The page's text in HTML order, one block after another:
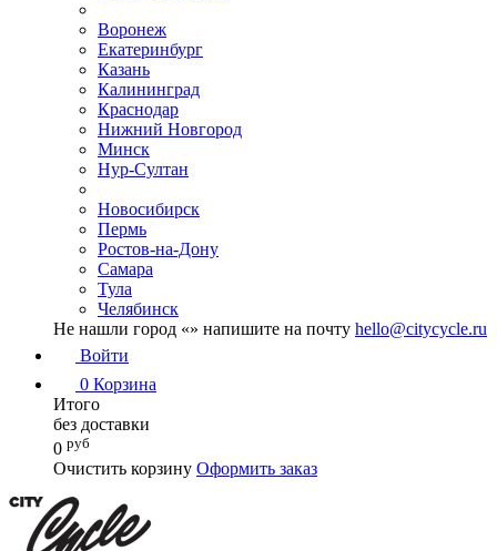
Воронеж
Екатеринбург
Казань
Калининград
Краснодар
Нижний Новгород
Минск
Нур-Султан
Новосибирск
Пермь
Ростов-на-Дону
Самара
Тула
Челябинск
Не нашли город «» напишите на почту hello@citycycle.ru
Войти
0 Корзина
Итого
без доставки
0 руб
Очистить корзину Оформить заказ